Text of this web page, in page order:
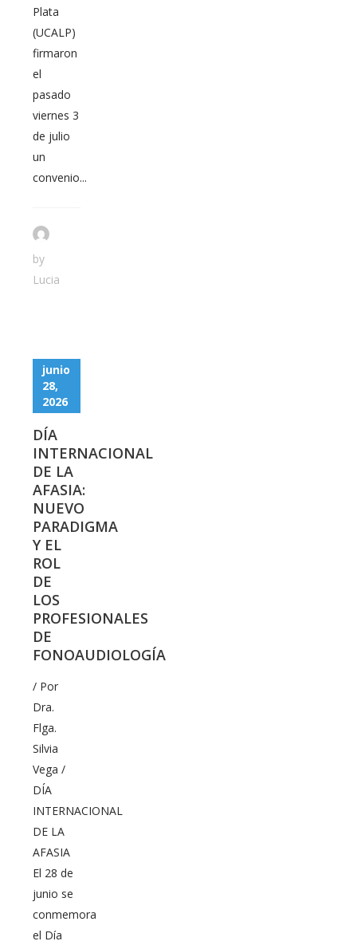
Plata
(UCALP)
firmaron
el
pasado
viernes 3
de julio
un
convenio...
by
Lucia
junio
28,
2026
DÍA
INTERNACIONAL
DE LA
AFASIA:
NUEVO
PARADIGMA
Y EL
ROL
DE
LOS
PROFESIONALES
DE
FONOAUDIOLOGÍA
/ Por
Dra.
Flga.
Silvia
Vega /
DÍA
INTERNACIONAL
DE LA
AFASIA
El 28 de
junio se
conmemora
el Día